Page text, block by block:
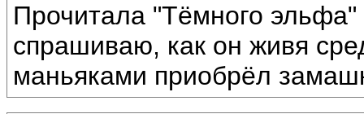
Прочитала "Тёмного
спрашиваю, как он живя
маньяками приобрёл